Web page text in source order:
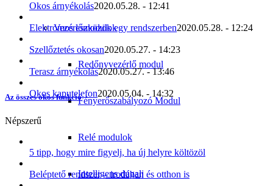
Vezérlőmodulok
Redőnyvezérlő modul
Fényerőszabályozó Modul
Relé modulok
Intelligens dugalj
Okos árnyékolás2020.05.28. - 12:41
Elektromos eszközök egy rendszerben2020.05.28. - 12:24
Szellőztetés okosan2020.05.27. - 14:23
Terasz árnyékolás2020.05.27. - 13:46
Okos kaputelefon2020.05.04. - 14:32
Az összes okos funkció
Népszerű
5 tipp, hogy mire figyelj, ha új helyre költözöl
Beléptető rendszer – irodában és otthon is